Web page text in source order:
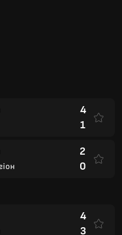
3
1
1
2
1